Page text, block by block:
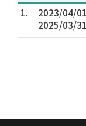
1.
2023/04/
2025/03/31